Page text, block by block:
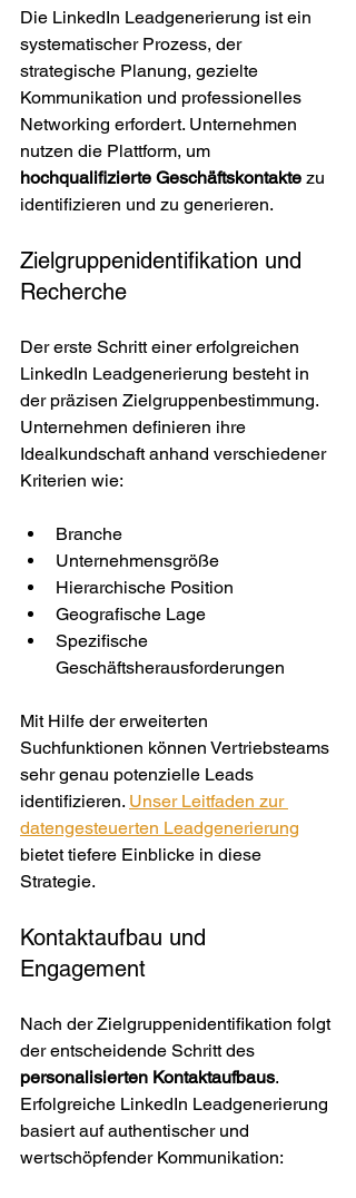
Die LinkedIn Leadgenerierung ist ein
systematischer Prozess, der
strategische Planung, gezielte
Kommunikation und professionelles
Networking erfordert. Unternehmen
nutzen die Plattform, um
hochqualifizierte Geschäftskontakte zu
identifizieren und zu generieren.
Zielgruppenidentifikation und
Recherche
Der erste Schritt einer erfolgreichen
LinkedIn Leadgenerierung besteht in
der präzisen Zielgruppenbestimmung.
Unternehmen definieren ihre
Idealkundschaft anhand verschiedener
Kriterien wie:
Branche
Unternehmensgröße
Hierarchische Position
Geografische Lage
Spezifische
Geschäftsherausforderungen
Mit Hilfe der erweiterten
Suchfunktionen können Vertriebsteams
sehr genau potenzielle Leads
identifizieren. Unser Leitfaden zur
datengesteuerten Leadgenerierung
bietet tiefere Einblicke in diese
Strategie.
Kontaktaufbau und
Engagement
Nach der Zielgruppenidentifikation folgt
der entscheidende Schritt des
personalisierten Kontaktaufbaus.
Erfolgreiche LinkedIn Leadgenerierung
basiert auf authentischer und
wertschöpfender Kommunikation: